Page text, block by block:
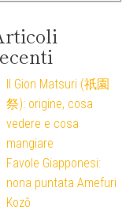
Il Gion Matsuri (祇園
祭): origine, cosa
vedere e cosa
mangiare
Favole Giapponesi:
nona puntata Amefuri
Kozō